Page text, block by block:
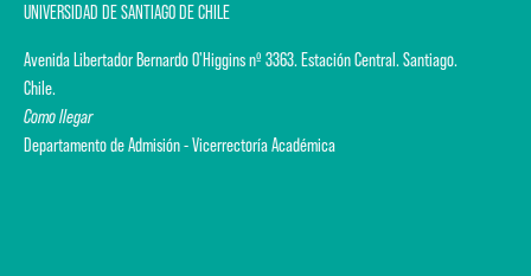
UNIVERSIDAD DE SANTIAGO DE CHILE
Avenida Libertador Bernardo O'Higgins nº 3363. Estación Central. Santiago.
Chile.
Como llegar
Departamento de Admisión - Vicerrectoría Académica